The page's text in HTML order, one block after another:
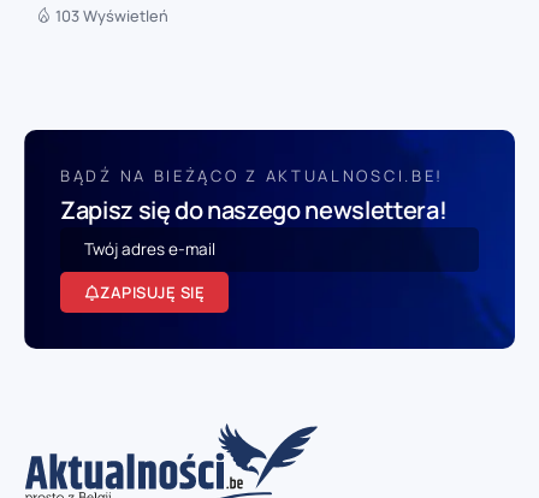
103 Wyświetleń
BĄDŹ NA BIEŻĄCO Z AKTUALNOSCI.BE!
Zapisz się do naszego newslettera!
ZAPISUJĘ SIĘ